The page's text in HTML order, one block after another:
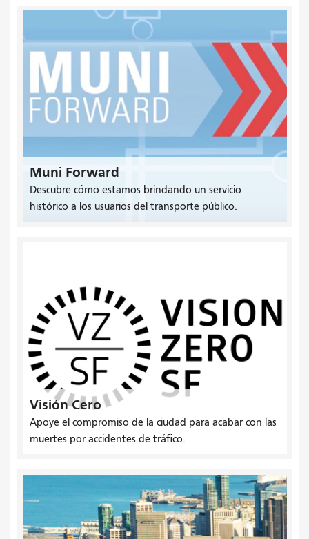
Muni Forward
Descubre cómo estamos brindando un servicio
histórico a los usuarios del transporte público.
Visión Cero
Apoye el compromiso de la ciudad para acabar con las
muertes por accidentes de tráfico.